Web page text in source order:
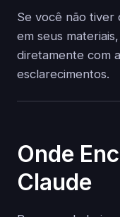
Se você não tiver
em seus
diretamente com
esclarecimentos.
Onde
Claude